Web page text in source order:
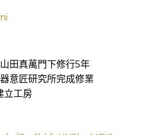
田真萬門下修行5年
意匠研究所完成修業
立工房